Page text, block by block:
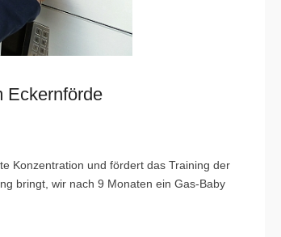
Eckernförde
Konzentration und fördert das Training der
bringt, wir nach 9 Monaten ein Gas-Baby